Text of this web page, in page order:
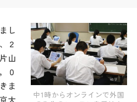
中1時からオンラインで外国
し
２
山
０
ま
大